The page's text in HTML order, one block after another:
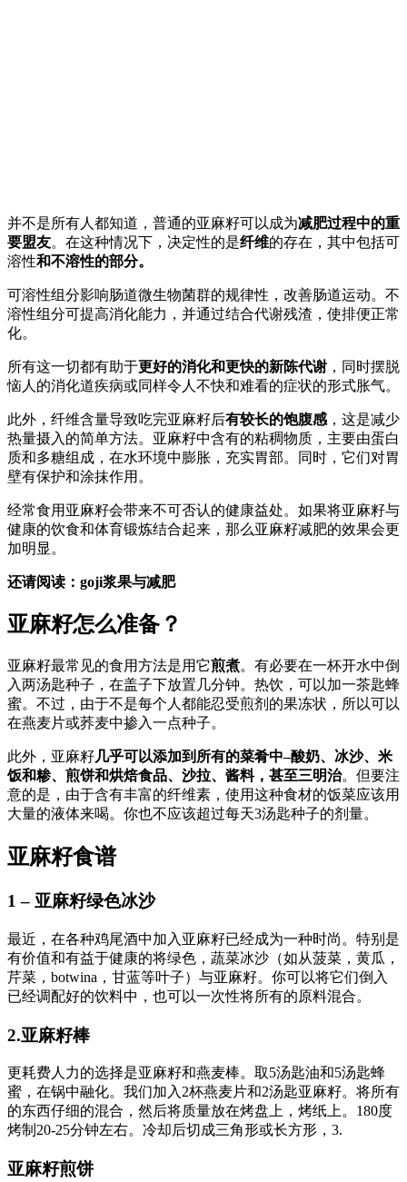
并不是所有人都知道，普通的亚麻籽可以成为减肥过程中的重
要盟友。在这种情况下，决定性的是纤维的存在，其中包括可
溶性和不溶性的部分。
可溶性组分影响肠道微生物菌群的规律性，改善肠道运动。不
溶性组分可提高消化能力，并通过结合代谢残渣，使排便正常
化。
所有这一切都有助于更好的消化和更快的新陈代谢 ，同时摆脱
恼人的消化道疾病或同样令人不快和难看的症状的形式胀气。
此外，纤维含量导致吃完亚麻籽后有较长的饱腹感 ，这是减少
热量摄入的简单方法。亚麻籽中含有的粘稠物质，主要由蛋白
质和多糖组成，在水环境中膨胀，充实胃部。同时，它们对胃
壁有保护和涂抹作用。
经常食用亚麻籽会带来不可否认的健康益处。如果将亚麻籽与
健康的饮食和体育锻炼结合起来，那么亚麻籽减肥的效果会更
加明显。
还请阅读：goji浆果与减肥
亚麻籽怎么准备？
亚麻籽最常见的食用方法是用它煎煮。有必要在一杯开水中倒
入两汤匙种子，在盖子下放置几分钟。热饮，可以加一茶匙蜂
蜜。不过，由于不是每个人都能忍受煎剂的果冻状，所以可以
在燕麦片或荞麦中掺入一点种子。
此外，亚麻籽几乎可以添加到所有的菜肴中–酸奶、冰沙、米
饭和糁、煎饼和烘焙食品、沙拉、酱料，甚至三明治。但要注
意的是，由于含有丰富的纤维素，使用这种食材的饭菜应该用
大量的液体来喝。你也不应该超过每天3汤匙种子的剂量。
亚麻籽食谱
1 – 亚麻籽绿色冰沙
最近，在各种鸡尾酒中加入亚麻籽已经成为一种时尚。特别是
有价值和有益于健康的将绿色，蔬菜冰沙（如从菠菜，黄瓜，
芹菜，botwina，甘蓝等叶子）与亚麻籽。你可以将它们倒入
已经调配好的饮料中，也可以一次性将所有的原料混合。
2.亚麻籽棒
更耗费人力的选择是亚麻籽和燕麦棒。取5汤匙油和5汤匙蜂
蜜，在锅中融化。我们加入2杯燕麦片和2汤匙亚麻籽。将所有
的东西仔细的混合，然后将质量放在烤盘上，烤纸上。180度
烤制20-25分钟左右。冷却后切成三角形或长方形，3.
亚麻籽煎饼